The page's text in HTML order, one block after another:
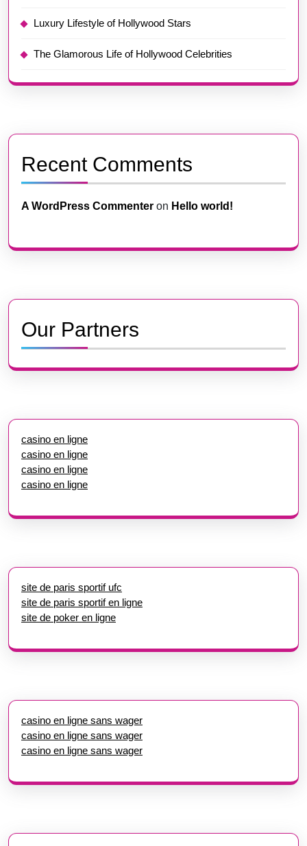
Luxury Lifestyle of Hollywood Stars
The Glamorous Life of Hollywood Celebrities
Recent Comments
A WordPress Commenter on Hello world!
Our Partners
casino en ligne
casino en ligne
casino en ligne
casino en ligne
site de paris sportif ufc
site de paris sportif en ligne
site de poker en ligne
casino en ligne sans wager
casino en ligne sans wager
casino en ligne sans wager